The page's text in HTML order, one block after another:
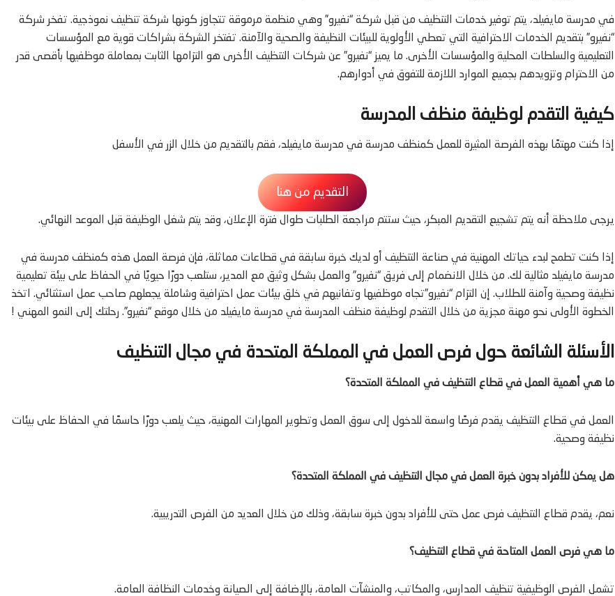
في مدرسة مايفيلد، يتم توفير خدمات التنظيف من قبل شركة “نفيرو” وهي منظمة مرموقة تتجاوز كونها شركة تنظيف نموذجية. تفخر شركة
“نفيرو” بتقديم الخدمات الاحترافية التي تعطي الأولوية للبيئات النظيفة والصحية والآمنة. تفتخر الشركة بشراكات قوية مع المؤسسات
التعليمية والسلطات المحلية والمؤسسات الأخرى. ما يميز “نفيرو” عن شركات التنظيف الأخرى هو التزامها الثابت بمعاملة موظفيها بأقصى قدر
من الاحترام وتزويدهم بجميع الموارد اللازمة للتفوق في أدوارهم.
كيفية التقدم لوظيفة منظف المدرسة
إذا كنت مهتمًا بهذه الفرصة المثيرة للعمل كمنظف مدرسة في مدرسة مايفيلد، فقم بالتقديم من خلال الزر في الأسفل
التقديم من هنا
يرجى ملاحظة أنه يتم تشجيع التقديم المبكر، حيث ستتم مراجعة الطلبات طوال فترة الإعلان، وقد يتم شغل الوظيفة قبل الموعد النهائي.
إذا كنت تطمح لبدء حياتك المهنية في صناعة التنظيف أو لديك خبرة سابقة في قطاعات مماثلة، فإن فرصة العمل هذه كمنظف مدرسة في
مدرسة مايفيلد مثالية لك. من خلال الانضمام إلى فريق “نفيرو” والعمل بشكل وثيق مع المدير، ستلعب دورًا حيويًا في الحفاظ على بيئة تعليمية
نظيفة وصحية وآمنة للطلاب. إن التزام “نفيرو”تجاه موظفيها وتفانيهم في خلق بيئات عمل احترافية وشاملة يجعلهم صاحب عمل استثنائي. اتخذ
الخطوة الأولى نحو مهنة مجزية من خلال التقدم لوظيفة منظف المدرسة في مدرسة مايفيلد من خلال موقع “نفيرو”. رحلتك إلى النمو المهني !
الأسئلة الشائعة حول فرص العمل في المملكة المتحدة في مجال التنظيف
ما هي أهمية العمل في قطاع التنظيف في المملكة المتحدة؟
العمل في قطاع التنظيف يقدم فرصًا واسعة للدخول إلى سوق العمل وتطوير المهارات المهنية، حيث يلعب دورًا حاسمًا في الحفاظ على بيئات
نظيفة وصحية.
هل يمكن للأفراد بدون خبرة العمل في مجال التنظيف في المملكة المتحدة؟
نعم، يقدم قطاع التنظيف فرص عمل حتى للأفراد بدون خبرة سابقة، وذلك من خلال العديد من الفرص التدريبية.
ما هي فرص العمل المتاحة في قطاع التنظيف؟
تشمل الفرص الوظيفية تنظيف المدارس، والمكاتب، والمنشآت العامة، بالإضافة إلى الصيانة وخدمات النظافة العامة.